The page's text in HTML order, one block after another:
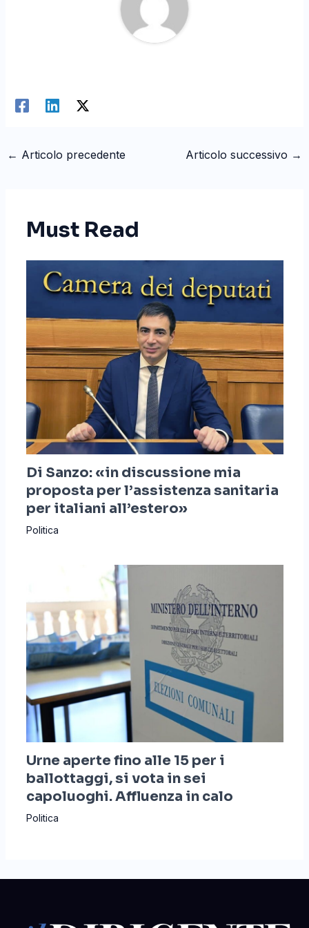
← Articolo precedente Articolo successivo →
Must Read
Di Sanzo: «in discussione mia
proposta per l’assistenza sanitaria
per italiani all’estero»
Politica
Urne aperte fino alle 15 per i
ballottaggi, si vota in sei
capoluoghi. Affluenza in calo
Politica